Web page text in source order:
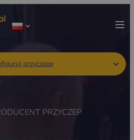
przyczepę
PRZYCZEP